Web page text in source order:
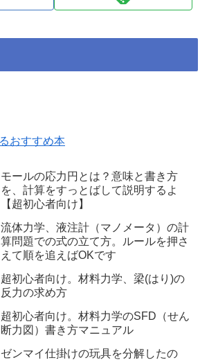
モールの応力円とは？意味と書き方
を、計算をすっとばして説明するよ
【超初心者向け】
流体力学、液注計（マノメータ）の計
算問題での式の立て方。ルールを押さ
えて順を追えばOKです
超初心者向け。材料力学、梁(はり)の
反力の求め方
超初心者向け。材料力学のSFD（せん
断力図）書き方マニュアル
ゼンマイ仕掛けの玩具を分解したの